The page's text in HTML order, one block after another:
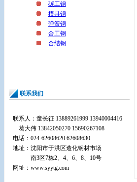
碳工钢
模具钢
弹簧钢
合工钢
合结钢
联系我们
联系人：童长征 13889261999 13940004416
葛大伟 13842050270 15690267108
电话：024-62608620 62608630
地址： 沈阳市于洪区造化钢材市场
南3区7栋2、4、6、8、10号
网址：www.syytg.com